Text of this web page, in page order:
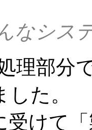
なシス
理部分
た。
受けて